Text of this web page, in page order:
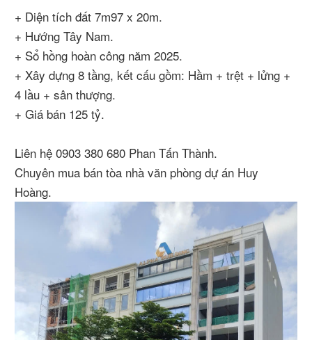
+ Diện tích đất 7m97 x 20m.
+ Hướng Tây Nam.
+ Sổ hồng hoàn công năm 2025.
+ Xây dựng 8 tầng, kết cấu gồm: Hầm + trệt + lửng +
4 lầu + sân thượng.
+ Giá bán 125 tỷ.
Liên hệ 0903 380 680 Phan Tấn Thành.
Chuyên mua bán tòa nhà văn phòng dự án Huy
Hoàng.